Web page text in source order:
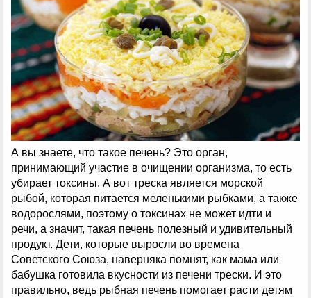
А вы знаете, что такое печень? Это орган,
принимающий участие в очищении организма, то есть
убирает токсины. А вот треска является морской
рыбой, которая питается меленькими рыбками, а также
водорослями, поэтому о токсинах не может идти и
речи, а значит, такая печень полезный и удивительный
продукт. Дети, которые выросли во времена
Советского Союза, наверняка помнят, как мама или
бабушка готовила вкусности из печени трески. И это
правильно, ведь рыбная печень помогает расти детям